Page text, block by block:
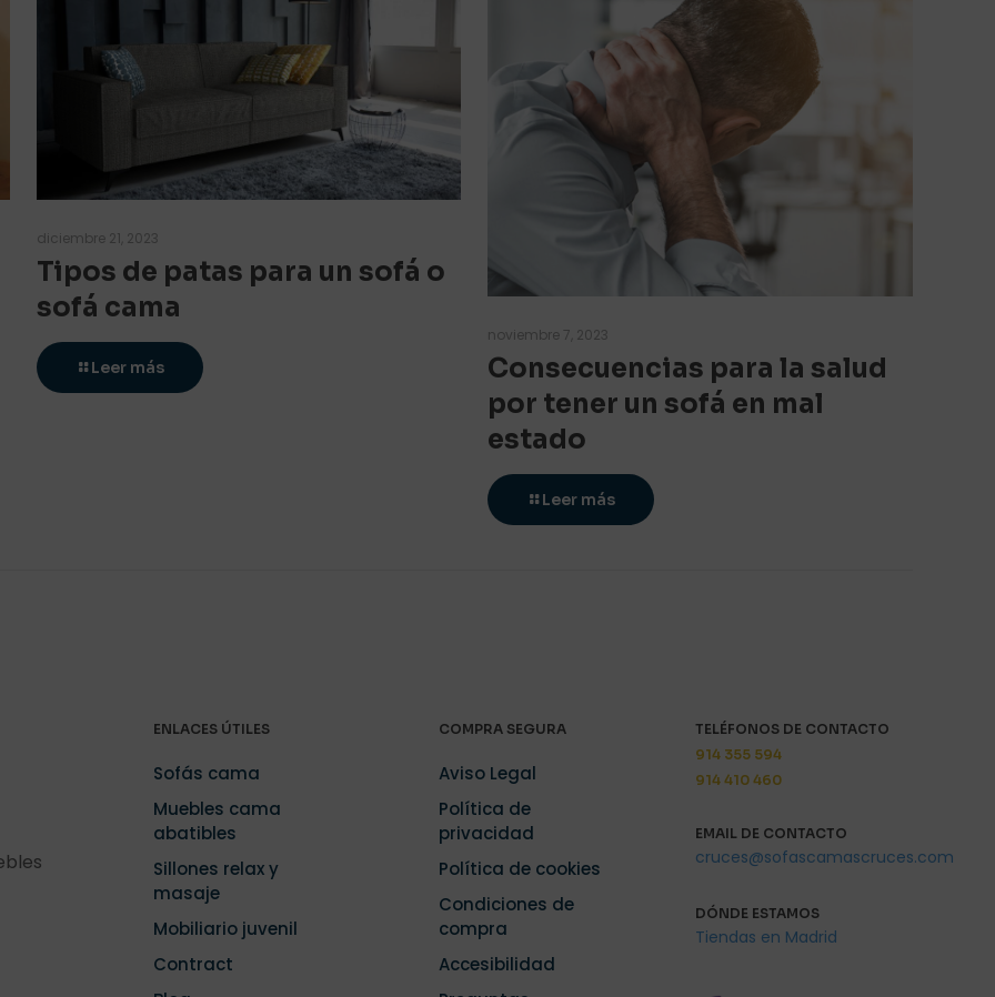
diciembre 21, 2023
Tipos de patas para un sofá o
sofá cama
Leer más
noviembre 7, 2023
Consecuencias para la salud
por tener un sofá en mal
estado
Leer más
ENLACES ÚTILES
Sofás cama
Muebles cama
abatibles
Sillones relax y
masaje
Mobiliario juvenil
Contract
COMPRA SEGURA
Aviso Legal
Política de
privacidad
Política de cookies
Condiciones de
compra
Accesibilidad
TELÉFONOS DE CONTACTO
914 355 594
914 410 460
EMAIL DE CONTACTO
cruces@sofascamascruces.com
DÓNDE ESTAMOS
Tiendas en Madrid